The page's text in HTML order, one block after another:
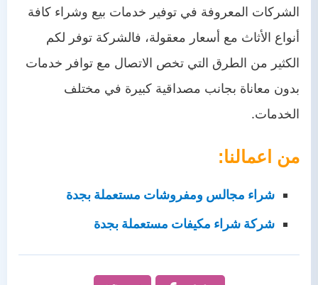
الشركات المعروفة في توفير خدمات بيع وشراء كافة
أنواع الأثاث مع أسعار معقولة، فالشركة توفر لكم
الكثير من الطرق التي تخص الاتصال مع توافر خدمات
بدون معاناة بجانب مصداقية كبيرة في مختلف
الخدمات.
من اعمالنا:
شراء مجالس ومفروشات مستعملة بجدة
شركة شراء مكيفات مستعملة بجدة